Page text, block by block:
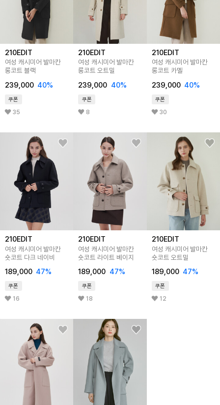
210EDIT
여성 캐시미어 발마칸
롱코트 블랙
239,000 40%
쿠폰
35
210EDIT
여성 캐시미어 발마칸
롱코트 오트밀
239,000 40%
쿠폰
8
210EDIT
여성 캐시미어 발마칸
롱코트 카멜
239,000 40%
쿠폰
30
210EDIT
여성 캐시미어 발마칸
숏코트 다크 네이비
189,000 47%
쿠폰
16
210EDIT
여성 캐시미어 발마칸
숏코트 라이트 베이지
189,000 47%
쿠폰
18
210EDIT
여성 캐시미어 발마칸
숏코트 오트밀
189,000 47%
쿠폰
12